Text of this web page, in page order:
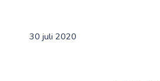
30 juli 2020